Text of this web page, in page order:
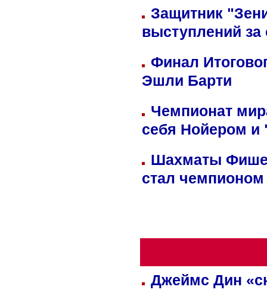
Защитник
выступлений
Финал
Эшли Барти
Чемпионат
себя Нойером и
Шахматы
стал
Джеймс Дин